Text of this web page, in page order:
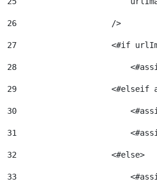
26
                    />
27
<#if
28
29
<#elseif
30
31
32
                    <#else>
33